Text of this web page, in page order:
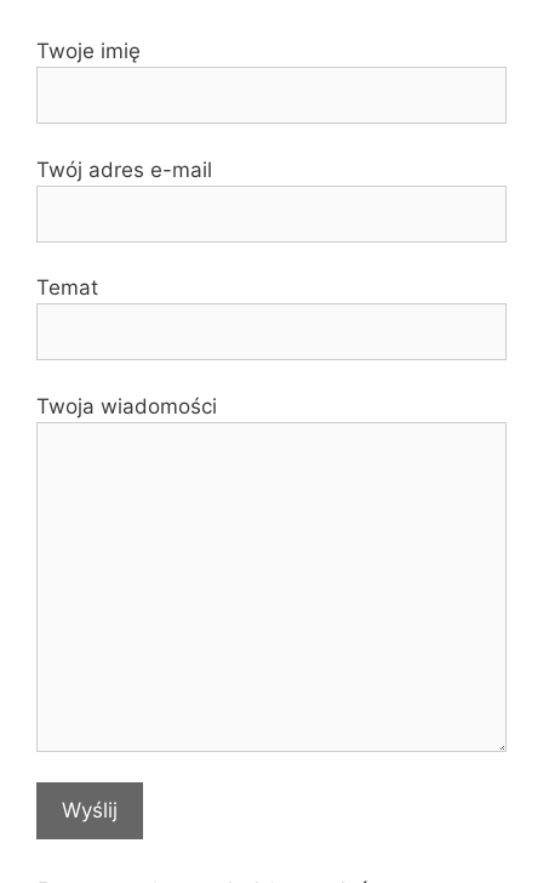
Twoje imię
Twój adres e-mail
Temat
Twoja wiadomości